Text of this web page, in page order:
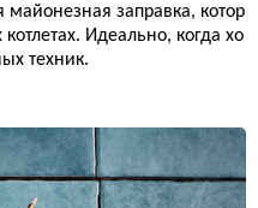
заправка, котор
Идеально, когда хо
техник.